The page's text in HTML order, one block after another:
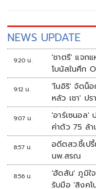
NEWS UPDATE
9:20 น.
'ชาตรี' แจก
โบนัสในศึก
9:12 น.
'โนอิริ' จัดน็
หลัว เชา' ป
9:07 น.
'อาร์เซนอล'
ค่าตัว 75 ล้
8:57 น.
อดีตสว.ชี้เป
นพ.สรณ
8:56 น.
'ฮัดสัน' ภูมิใ
รับมือ 'สิงคโ